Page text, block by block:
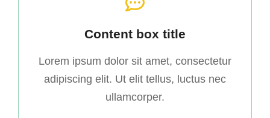
Content box title
Lorem ipsum dolor sit amet, consectetur
adipiscing elit. Ut elit tellus, luctus nec
ullamcorper.